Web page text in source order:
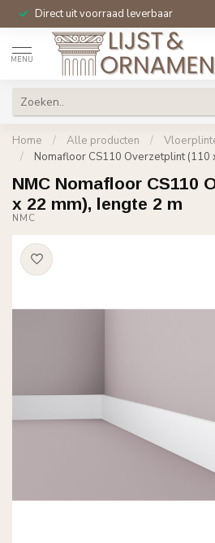
Direct uit voorraad leverbaar
MENU
Home / Alle producten /
/
Nomafloor CS110 Overzetplint (110
NMC Nomafloor CS110
x 22 mm), lengte 2 m
NMC